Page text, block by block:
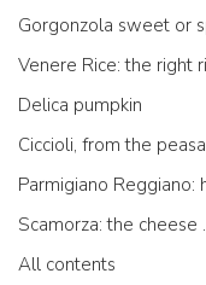
Gorgonzola sweet or
Venere Rice: the right
Delica pumpkin
Ciccioli, from the
Scamorza: the cheese
All contents